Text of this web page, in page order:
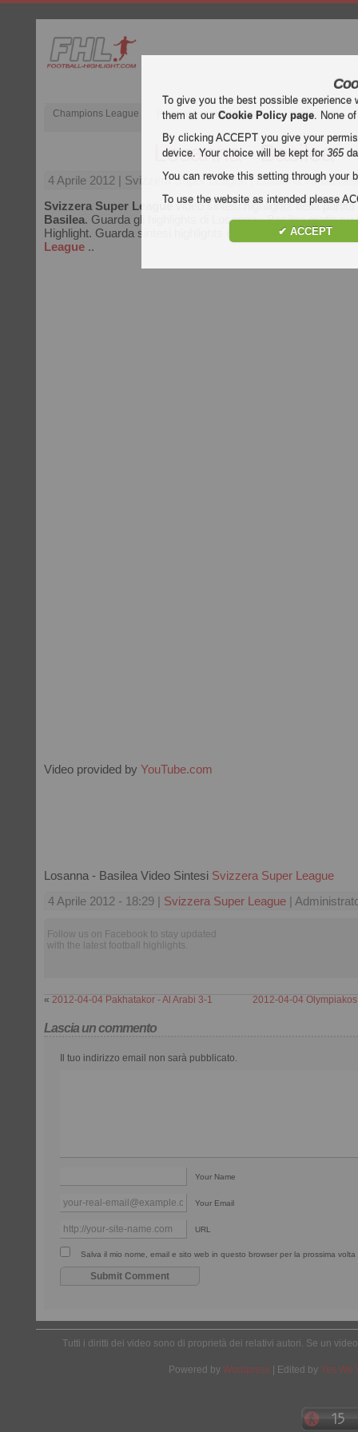
Champions League Premier League inglese Liga spagnola
Losanna - Basilea
4 Aprile 2012 | Svizzera Super League | Losanna vs
Svizzera Super Leaguevideo sintesi highlights della partita
Basilea. Guarda gli highlights di Losanna - Basilea gratis su
Highlight. Guarda sintesi highlights e gol di tutte le partite di
League ..
Video provided by YouTube.com
Losanna - Basilea Video Sintesi Svizzera Super League
4 Aprile 2012 - 18:29 | Svizzera Super League |
Follow us on Facebook to stay updated
with the latest football highlights.
« 2012-04-04 Pakhatakor - Al Arabi 3-1 2012-04-04
Lascia un commento
Il tuo indirizzo email non sarà pubblicato.
Your Name
Your Email
URL
Salva il mio nome, email e sito web in questo browser per la prossima
Tutti i diritti dei video sono di proprietà dei relativi autori. Se un
Powered by Wordpress | Edited by Yes We
To give you the best possible
them at ourCookie Policy page. None
By clicking ACCEPT you give your
device. Your choice will be kept for365
You can revoke this setting through your
To use the website as intended please
✔ ACCEPT